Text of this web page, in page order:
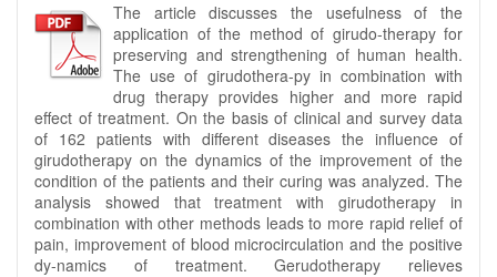
The article discusses the usefulness of the
application of the method of girudo-therapy for
preserving and strengthening of human health.
The use of girudothera-py in combination with
drug therapy provides higher and more rapid
effect of treatment. On the basis of clinical and survey data
of 162 patients with different diseases the influence of
girudotherapy on the dynamics of the improvement of the
condition of the patients and their curing was analyzed. The
analysis showed that treatment with girudotherapy in
combination with other methods leads to more rapid relief of
pain, improvement of blood microcirculation and the positive
dy-namics of treatment. Gerudotherapy relieves